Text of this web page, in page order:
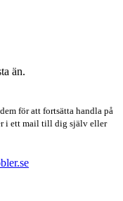
än.
för att fortsätta handla på
i ett mail till dig själv eller